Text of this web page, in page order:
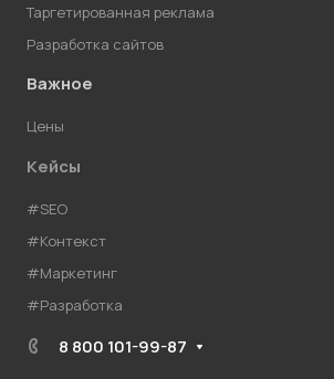
Таргетированная реклама
Разработка сайтов
Важное
Цены
Кейсы
#SEO
#Контекст
#Маркетинг
#Разработка
8 800 101-99-87